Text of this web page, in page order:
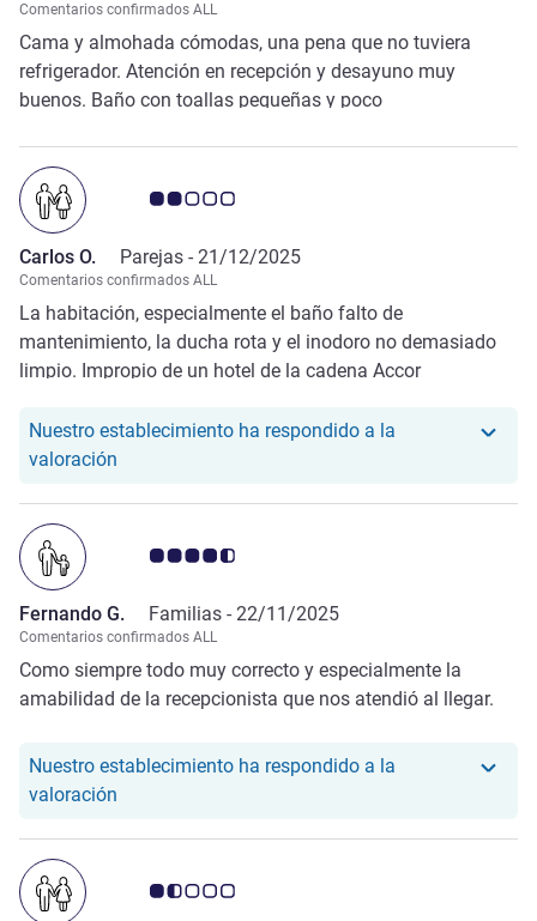
Comentarios confirmados ALL
Cama y almohada cómodas, una pena que no tuviera
refrigerador. Atención en recepción y desayuno muy
buenos. Baño con toallas pequeñas y poco
Nota de clientes de Avis 2.0/5
Carlos O. Parejas - 21/12/2025
Comentarios confirmados ALL
La habitación, especialmente el baño falto de
mantenimiento, la ducha rota y el inodoro no demasiado
limpio. Impropio de un hotel de la cadena Accor
Nuestro establecimiento ha respondido a la
valoración
Nota de clientes de Avis 4.5/5
Fernando G. Familias - 22/11/2025
Comentarios confirmados ALL
Como siempre todo muy correcto y especialmente la
amabilidad de la recepcionista que nos atendió al llegar.
Nuestro establecimiento ha respondido a la
valoración
Nota de clientes de Avis 1.5/5